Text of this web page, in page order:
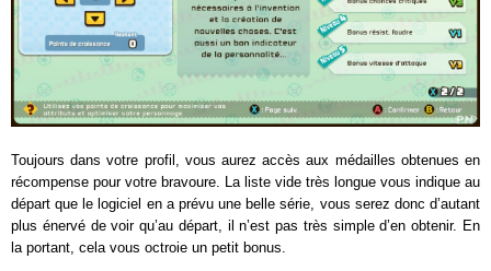
Toujours dans votre profil, vous aurez accès aux médailles obtenues en
récompense pour votre bravoure. La liste vide très longue vous indique au
départ que le logiciel en a prévu une belle série, vous serez donc d’autant
plus énervé de voir qu’au départ, il n’est pas très simple d’en obtenir. En
la portant, cela vous octroie un petit bonus.